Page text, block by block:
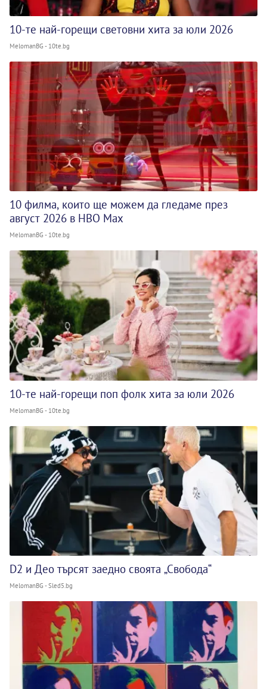
10-те най-горещи световни хита за юли 2026
MelomanBG - 10te.bg
10 филма, които ще можем да гледаме през
август 2026 в HBO Max
MelomanBG - 10te.bg
10-те най-горещи поп фолк хита за юли 2026
MelomanBG - 10te.bg
D2 и Део търсят заедно своята „Свобода“
MelomanBG - Sled5.bg